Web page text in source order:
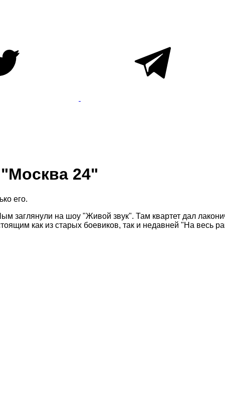
24"
его.
заглянули на шоу "Живой звук". Там квартет дал
как из старых боевиков, так и недавней "На весь